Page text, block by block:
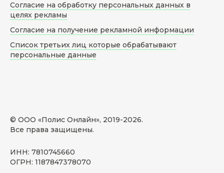
© ООО «Полис Онлайн», 2019-2026.
Все права защищены.
ИНН: 7810745660
ОГРН: 1187847378070
Согласие на обработку персональных данных в
целях рекламы
Согласие на получение рекламной информации
Список третьих лиц которые обрабатывают
персональные данные